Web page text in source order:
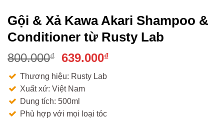
Gội & Xả Kawa Akari Shampoo &
Conditioner từ Rusty Lab
800.000₫
Giá
là:
800.000₫.
639.000₫Giá
Thương hiệu: Rusty Lab
Xuất xứ: Việt Nam
Dung tích: 500ml
Phù hợp với mọi loại tóc